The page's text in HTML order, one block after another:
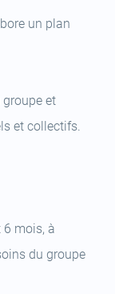
un plan
et
et collectifs.
mois, à
du groupe